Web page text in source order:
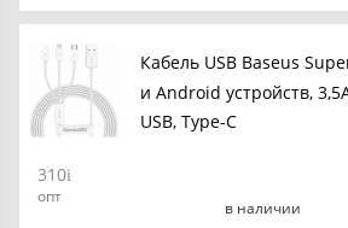
Кабель USB Baseus
и Android устройств,
USB, Type-C
310
опт
в наличии